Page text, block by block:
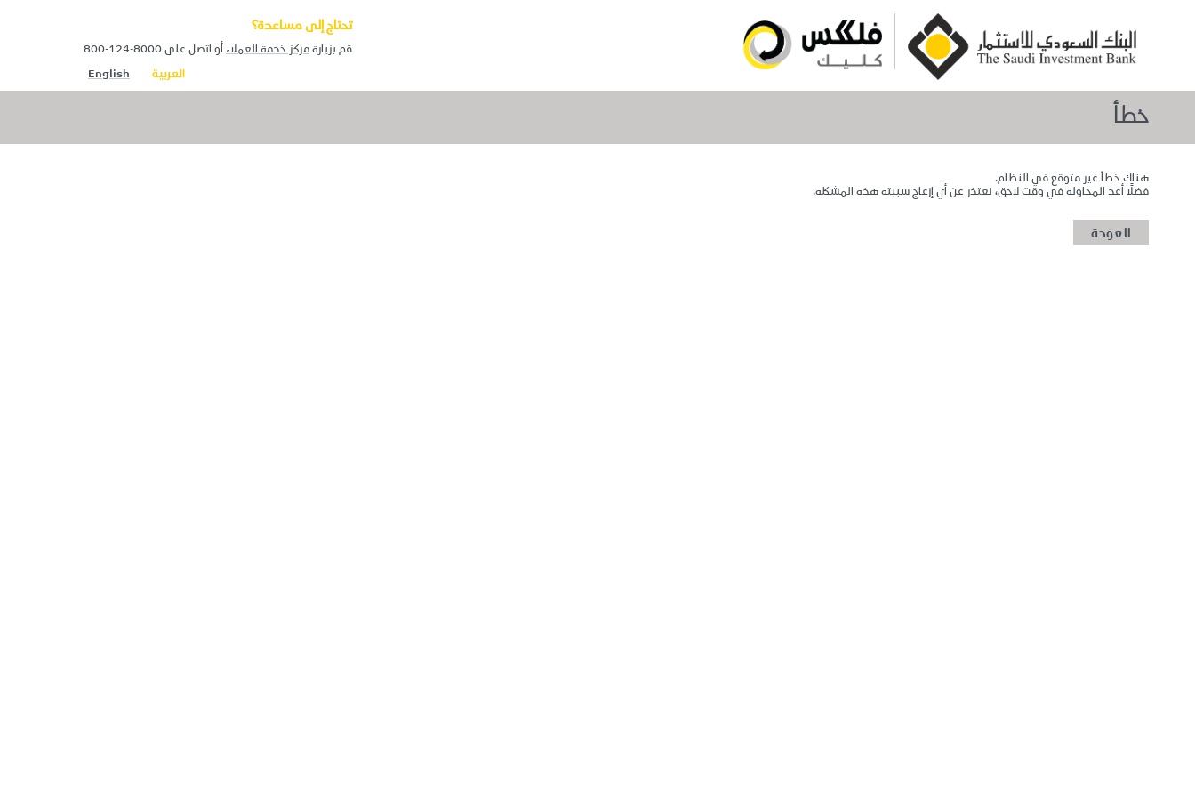
تحتاج إلى مساعدة؟
قم بزيارةمركز خدمة العملاءأو اتصل على ‎800-124-8000
English العربية
خطأ
هناك خطأ غير متوقع في النظام.
فضلاً أعد المحاولة في وقت لاحق، نعتذر عن أي إزعاج سببته هذه المشكلة.
العودة